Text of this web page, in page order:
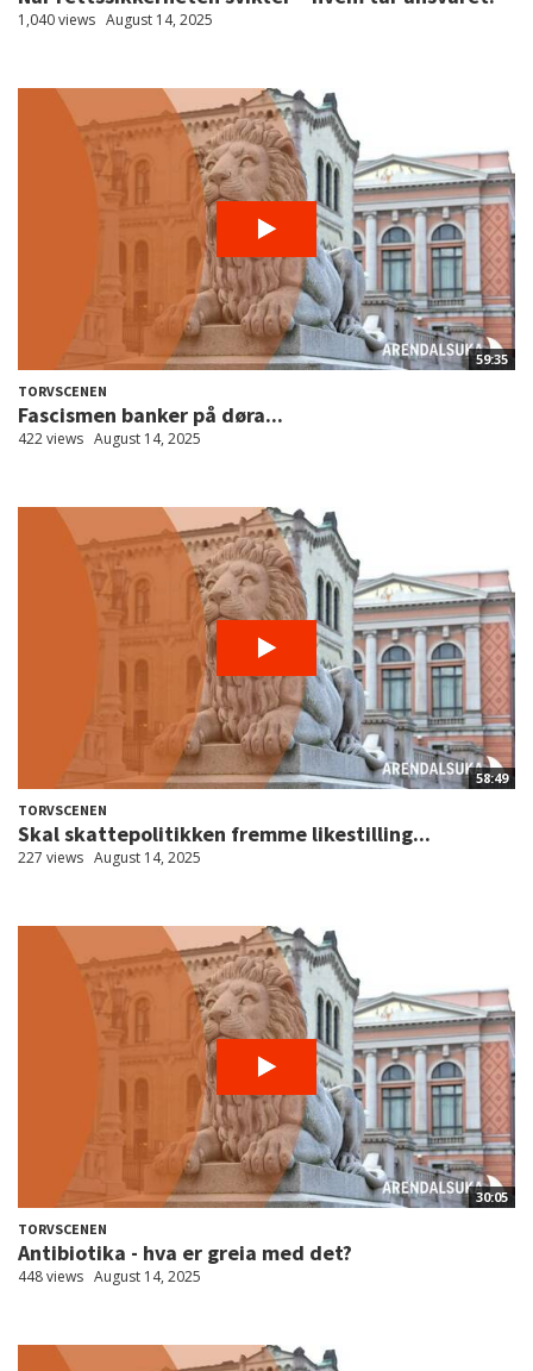
1,040 views August 14, 2025
59:35
TORVSCENEN
Fascismen banker på døra...
422 views August 14, 2025
58:49
TORVSCENEN
Skal skattepolitikken fremme likestilling...
227 views August 14, 2025
30:05
TORVSCENEN
Antibiotika - hva er greia med det?
448 views August 14, 2025